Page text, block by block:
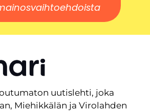
uutislehti, joka
Miehikkälän ja Virolahden